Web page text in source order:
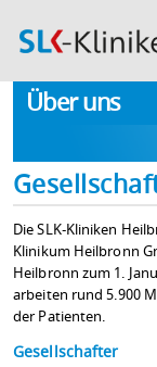
Über uns
Die SLK-Kliniken
Klinikum Heilbronn
Heilbronn zum 1.
arbeiten rund 5.900
der Patienten.
Gesellschafter